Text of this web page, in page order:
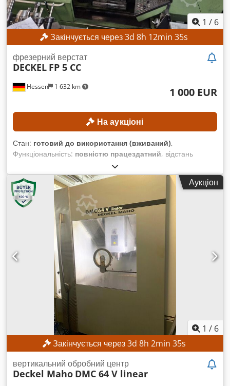
1 / 6
Закінчується через3d 8h 12min 33s
Hessen 1 632 km
фрезерний верстат
DECKEL FP 5 CC
1 000 EUR
На аукціоні
Стан: готовий до використання (вживаний),
Функціональність: повністю працездатний, відстань
800 мм, відстань переміщення по осі
Y:700 мм, відстань переміщення осі Z:550 мм, штрих пера:
80 мм, загальна вага:3 900 кг
, Відсутня мінімальна ціна –
гарантований продаж за найвищою ставкою! ТЕХНІЧНІ
ХАРАКТЕРИСТИКИ Хід по осі X: 800 мм Хід по осі Y: 700 мм
Хід по осі Z: 550 мм Вертикальний хід пінолі: 80 мм
Dkedpezpwxysfx Ab Eor ХАРАКТЕРИСТИКИ ОБЛАДНАННЯ
Вага обладнання: 3900 кг КОМПЛЕКТАЦІЯ Поворотний стіл
Аукціон
1 / 6
Закінчується через3d 8h 2min 33s
вертикальний обробний центр
Deckel Maho DMC 64 V linear